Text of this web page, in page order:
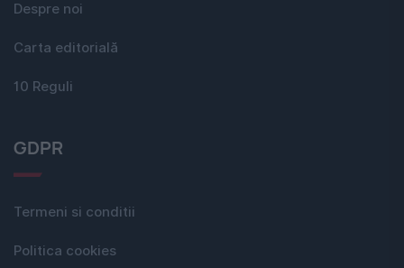
Despre noi
Carta editorială
10 Reguli
GDPR
Termeni si conditii
Politica cookies